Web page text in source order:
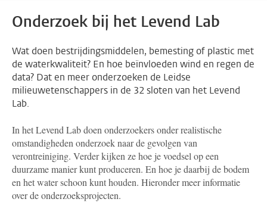
Onderzoek bij het Levend Lab
Wat doen bestrijdingsmiddelen, bemesting of plastic met
de waterkwaliteit? En hoe beïnvloeden wind en regen de
data? Dat en meer onderzoeken de Leidse
milieuwetenschappers in de 32 sloten van het Levend
Lab.
In het Levend Lab doen onderzoekers onder realistische
omstandigheden onderzoek naar de gevolgen van
verontreiniging. Verder kijken ze hoe je voedsel op een
duurzame manier kunt produceren. En hoe je daarbij de bodem
en het water schoon kunt houden. Hieronder meer informatie
over de onderzoeksprojecten.